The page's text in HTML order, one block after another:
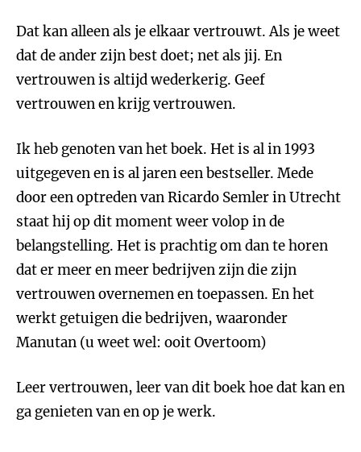
Dat kan alleen als je elkaar vertrouwt. Als je weet
dat de ander zijn best doet; net als jij. En
vertrouwen is altijd wederkerig. Geef
vertrouwen en krijg vertrouwen.
Ik heb genoten van het boek. Het is al in 1993
uitgegeven en is al jaren een bestseller. Mede
door een optreden van Ricardo Semler in Utrecht
staat hij op dit moment weer volop in de
belangstelling. Het is prachtig om dan te horen
dat er meer en meer bedrijven zijn die zijn
vertrouwen overnemen en toepassen. En het
werkt getuigen die bedrijven, waaronder
Manutan (u weet wel: ooit Overtoom)
Leer vertrouwen, leer van dit boek hoe dat kan en
ga genieten van en op je werk.